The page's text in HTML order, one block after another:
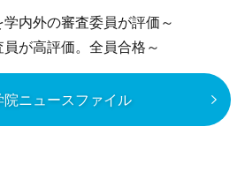
内外の審査委員が評価～
が高評価。全員合格～
院ニュースファイル